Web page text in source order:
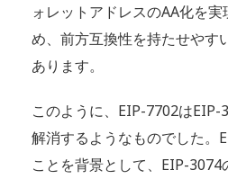
ォレットアドレスのAA化を
め、前方互換性を持たせやす
あります。
このように、EIP-7702はEIP-
解消するようなものでした。
ことを背景として、EIP-